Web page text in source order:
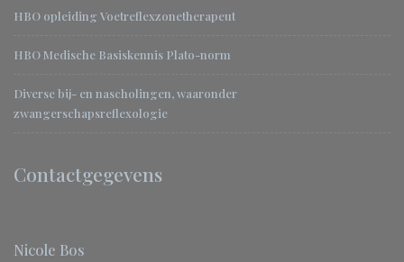
HBO opleiding Voetreflexzonetherapeut
HBO Medische Basiskennis Plato-norm
Diverse bij- en nascholingen, waaronder
zwangerschapsreflexologie
Contactgegevens
Nicole Bos